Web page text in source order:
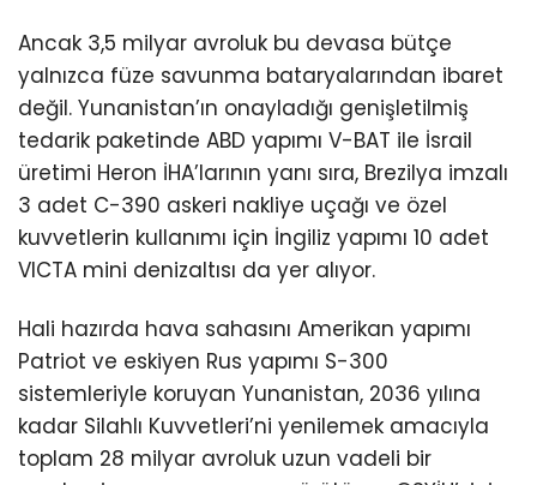
Ancak 3,5 milyar avroluk bu devasa bütçe
yalnızca füze savunma bataryalarından ibaret
değil. Yunanistan’ın onayladığı genişletilmiş
tedarik paketinde ABD yapımı V-BAT ile İsrail
üretimi Heron İHA’larının yanı sıra, Brezilya imzalı
3 adet C-390 askeri nakliye uçağı ve özel
kuvvetlerin kullanımı için İngiliz yapımı 10 adet
VICTA mini denizaltısı da yer alıyor.
Hali hazırda hava sahasını Amerikan yapımı
Patriot ve eskiyen Rus yapımı S-300
sistemleriyle koruyan Yunanistan, 2036 yılına
kadar Silahlı Kuvvetleri’ni yenilemek amacıyla
toplam 28 milyar avroluk uzun vadeli bir